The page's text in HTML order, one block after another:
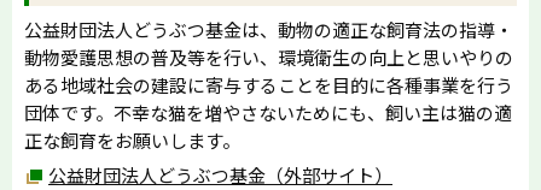
公益財団法人どうぶつ基金は、動物の適正な飼育法の指導・
動物愛護思想の普及等を行い、環境衛生の向上と思いやりの
ある地域社会の建設に寄与することを目的に各種事業を行う
団体です。不幸な猫を増やさないためにも、飼い主は猫の適
正な飼育をお願いします。
公益財団法人どうぶつ基金（外部サイト）